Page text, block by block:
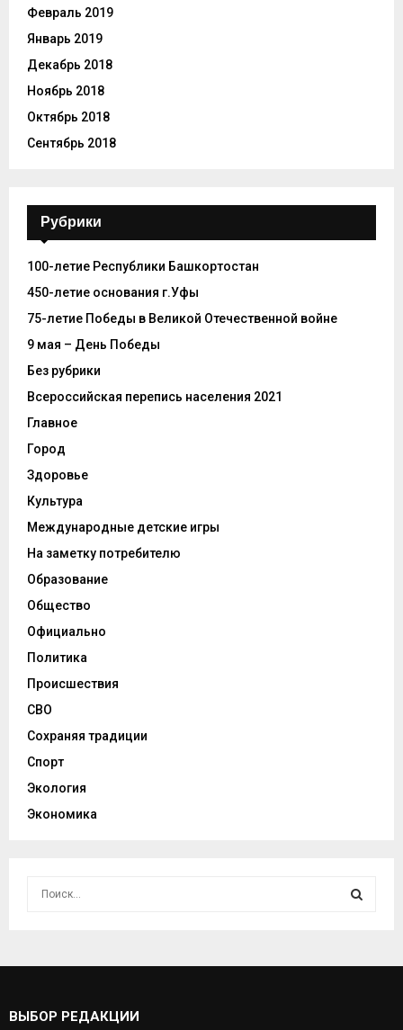
Февраль 2019
Январь 2019
Декабрь 2018
Ноябрь 2018
Октябрь 2018
Сентябрь 2018
Рубрики
100-летие Республики Башкортостан
450-летие основания г.Уфы
75-летие Победы в Великой Отечественной войне
9 мая – День Победы
Без рубрики
Всероссийская перепись населения 2021
Главное
Город
Здоровье
Культура
Международные детские игры
На заметку потребителю
Образование
Общество
Официально
Политика
Происшествия
СВО
Сохраняя традиции
Спорт
Экология
Экономика
С
ВЫБОР РЕДАКЦИИ